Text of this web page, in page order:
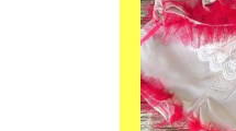
my account
Store
minna kitchen